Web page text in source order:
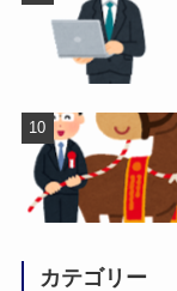
カテゴリー